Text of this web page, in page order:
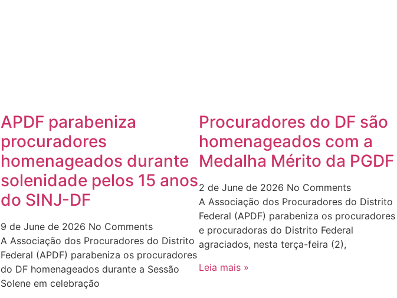
APDF parabeniza
procuradores
homenageados durante
solenidade pelos 15 anos
do SINJ-DF
9 de June de 2026 No Comments
A Associação dos Procuradores do Distrito
Federal (APDF) parabeniza os procuradores
do DF homenageados durante a Sessão
Solene em celebração
Procuradores do DF são
homenageados com a
Medalha Mérito da PGDF
2 de June de 2026 No Comments
A Associação dos Procuradores do Distrito
Federal (APDF) parabeniza os procuradores
e procuradoras do Distrito Federal
agraciados, nesta terça-feira (2),
Leia mais »